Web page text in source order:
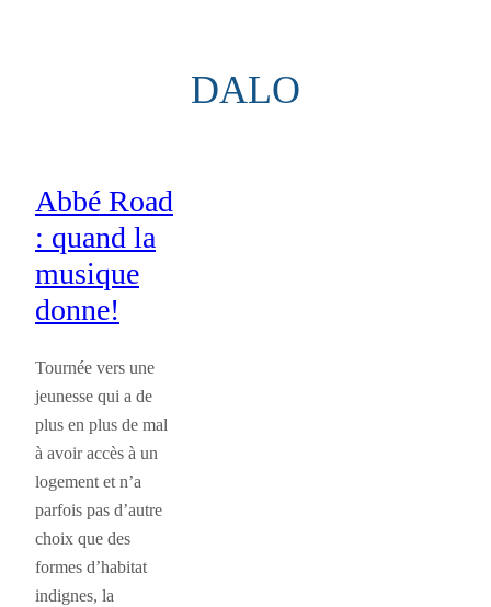
DALO
Abbé Road
: quand la
musique
donne!
Tournée vers une
jeunesse qui a de
plus en plus de mal
à avoir accès à un
logement et n’a
parfois pas d’autre
choix que des
formes d’habitat
indignes, la